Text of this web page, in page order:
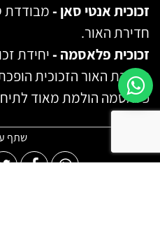
זכוכית אנטי סאן -מבודדת
חדירת האור.
זכוכית פלאסמה -יחידת
הדלקת האור הזכוכית
פלאסמה הולמת מאוד
שתף